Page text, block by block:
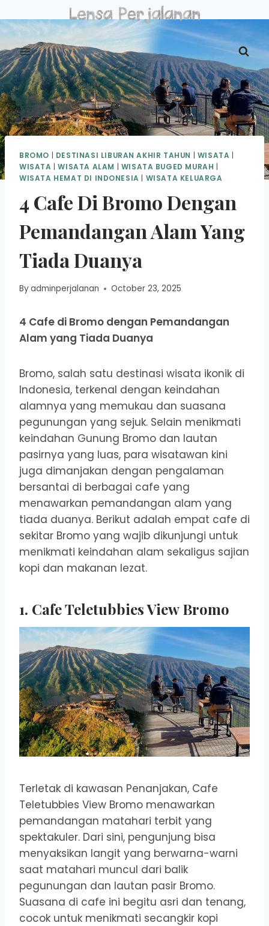
to
content
BROMO | DESTINASI LIBURAN AKHIR TAHUN | WISATA |
WISATA |WISATA ALAM | WISATA BUGED MURAH |
WISATA HEMAT DI INDONESIA | WISATA KELUARGA
4 Cafe Di Bromo Dengan
Pemandangan Alam Yang
Tiada Duanya
Byadminperjalanan October 23, 2025
4 Cafe di Bromo dengan Pemandangan
Alam yang Tiada Duanya
Bromo, salah satu destinasi wisata ikonik di
Indonesia, terkenal dengan keindahan
alamnya yang memukau dan suasana
pegunungan yang sejuk. Selain menikmati
keindahan Gunung Bromo dan lautan
pasirnya yang luas, para wisatawan kini
juga dimanjakan dengan pengalaman
bersantai di berbagai cafe yang
menawarkan pemandangan alam yang
tiada duanya. Berikut adalah empat cafe di
sekitar Bromo yang wajib dikunjungi untuk
menikmati keindahan alam sekaligus sajian
kopi dan makanan lezat.
1. Cafe Teletubbies View Bromo
Terletak di kawasan Penanjakan, Cafe
Teletubbies View Bromo menawarkan
pemandangan matahari terbit yang
spektakuler. Dari sini, pengunjung bisa
menyaksikan langit yang berwarna-warni
saat matahari muncul dari balik
pegunungan dan lautan pasir Bromo.
Suasana di cafe ini begitu asri dan tenang,
cocok untuk menikmati secangkir kopi